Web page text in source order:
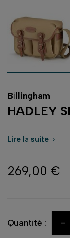
Billingham
HADLEY
Lire la suite 
269,00 €
Quantité : -